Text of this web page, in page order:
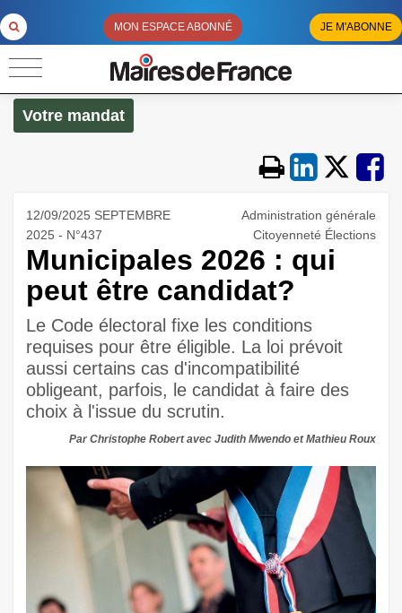
MON ESPACE ABONNÉ JE M'ABONNE
Votre mandat
12/09/2025 SEPTEMBRE
2025 - N°437
Administration générale
Citoyenneté Élections
Municipales 2026 : qui
peut être candidat?
Le Code électoral fixe les conditions
requises pour être éligible. La loi prévoit
aussi certains cas d'incompatibilité
obligeant, parfois, le candidat à faire des
choix à l'issue du scrutin.
Par Christophe Robert avec Judith Mwendo et Mathieu Roux